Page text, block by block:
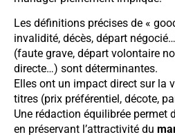
Les définitions précises de «
invalidité, décès, départ
(faute grave, départ volontaire
directe…) sont déterminantes.
Elles ont un impact direct sur la
titres (prix préférentiel, décote,
Une rédaction équilibrée permet
en préservant l’attractivité du